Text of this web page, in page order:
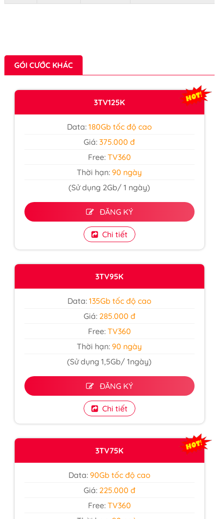
GÓI CƯỚC KHÁC
3TV125K
Data: 180Gb tốc độ cao
Giá:375.000 đ
Free: TV360
Thời hạn:90 ngày
(Sử dụng 2Gb/ 1 ngày)
ĐĂNG KÝ
Chi tiết
3TV95K
Data: 135Gb tốc độ cao
Giá: 285.000 đ
Free: TV360
Thời hạn:90 ngày
(Sử dụng 1,5Gb/ 1ngày)
ĐĂNG KÝ
Chi tiết
3TV75K
Data: 90Gb tốc độ cao
Giá: 225.000 đ
Free: TV360